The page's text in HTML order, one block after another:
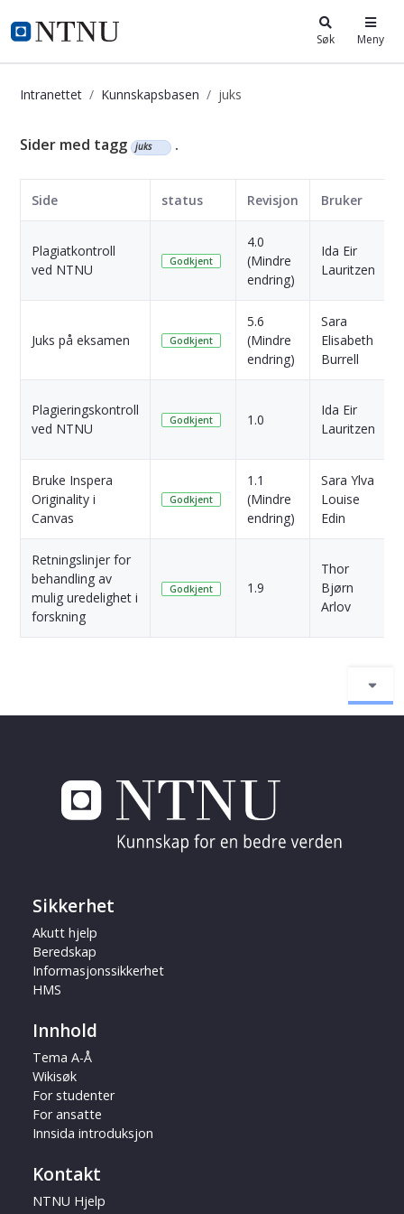
i.ntnu.no Søk Meny
Intranettet Kunnskapsbasen juks
Kunnskapsbasen
Sider med tagg juks .
Side status Revisjon Bruker
Plagiatkontroll
ved NTNU
Godkjent
4.0
(Mindre
endring)
Ida Eir
Lauritzen
Juks på eksamen Godkjent
5.6
(Mindre
endring)
Sara
Elisabeth
Burrell
Plagieringskontroll
ved NTNU
Godkjent 1.0
Ida Eir
Lauritzen
Bruke Inspera
Originality i
Canvas
Godkjent
1.1
(Mindre
endring)
Sara Ylva
Louise
Edin
Retningslinjer for
behandling av
mulig uredelighet i
forskning
Godkjent 1.9
Thor
Bjørn
Arlov
Sikkerhet
Akutt hjelp
Beredskap
Informasjonssikkerhet
HMS
Innhold
Tema A-Å
Wikisøk
For studenter
For ansatte
Innsida introduksjon
Kontakt
NTNU Hjelp